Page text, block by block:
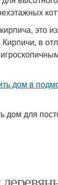
это
Кирпичи, в
дом для